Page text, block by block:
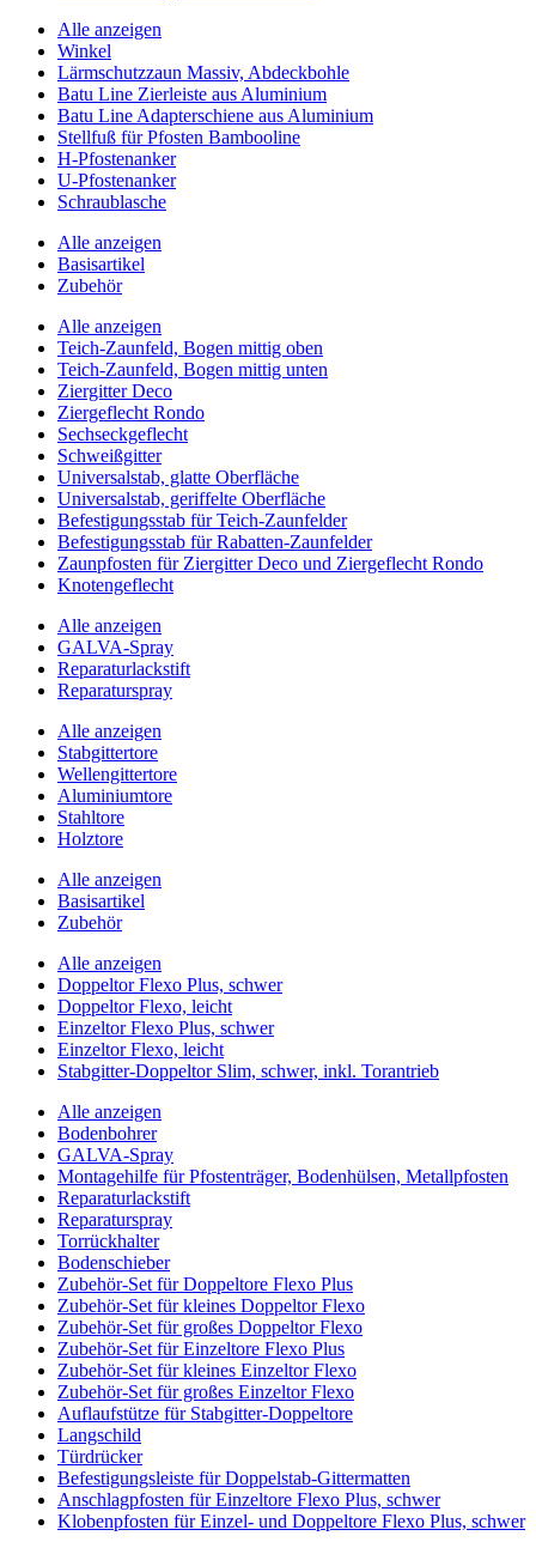
Alle anzeigen
Winkel
Lärmschutzzaun Massiv, Abdeckbohle
Batu Line Zierleiste aus Aluminium
Batu Line Adapterschiene aus Aluminium
Stellfuß für Pfosten Bambooline
H-Pfostenanker
U-Pfostenanker
Schraublasche
Alle anzeigen
Basisartikel
Zubehör
Alle anzeigen
Teich-Zaunfeld, Bogen mittig oben
Teich-Zaunfeld, Bogen mittig unten
Ziergitter Deco
Ziergeflecht Rondo
Sechseckgeflecht
Schweißgitter
Universalstab, glatte Oberfläche
Universalstab, geriffelte Oberfläche
Befestigungsstab für Teich-Zaunfelder
Befestigungsstab für Rabatten-Zaunfelder
Zaunpfosten für Ziergitter Deco und Ziergeflecht Rondo
Knotengeflecht
Alle anzeigen
GALVA-Spray
Reparaturlackstift
Reparaturspray
Alle anzeigen
Stabgittertore
Wellengittertore
Aluminiumtore
Stahltore
Holztore
Alle anzeigen
Basisartikel
Zubehör
Alle anzeigen
Doppeltor Flexo Plus, schwer
Doppeltor Flexo, leicht
Einzeltor Flexo Plus, schwer
Einzeltor Flexo, leicht
Stabgitter-Doppeltor Slim, schwer, inkl. Torantrieb
Alle anzeigen
Bodenbohrer
GALVA-Spray
Montagehilfe für Pfostenträger, Bodenhülsen, Metallpfosten
Reparaturlackstift
Reparaturspray
Torrückhalter
Bodenschieber
Zubehör-Set für Doppeltore Flexo Plus
Zubehör-Set für kleines Doppeltor Flexo
Zubehör-Set für großes Doppeltor Flexo
Zubehör-Set für Einzeltore Flexo Plus
Zubehör-Set für kleines Einzeltor Flexo
Zubehör-Set für großes Einzeltor Flexo
Auflaufstütze für Stabgitter-Doppeltore
Langschild
Türdrücker
Befestigungsleiste für Doppelstab-Gittermatten
Anschlagpfosten für Einzeltore Flexo Plus, schwer
Klobenpfosten für Einzel- und Doppeltore Flexo Plus, schwer